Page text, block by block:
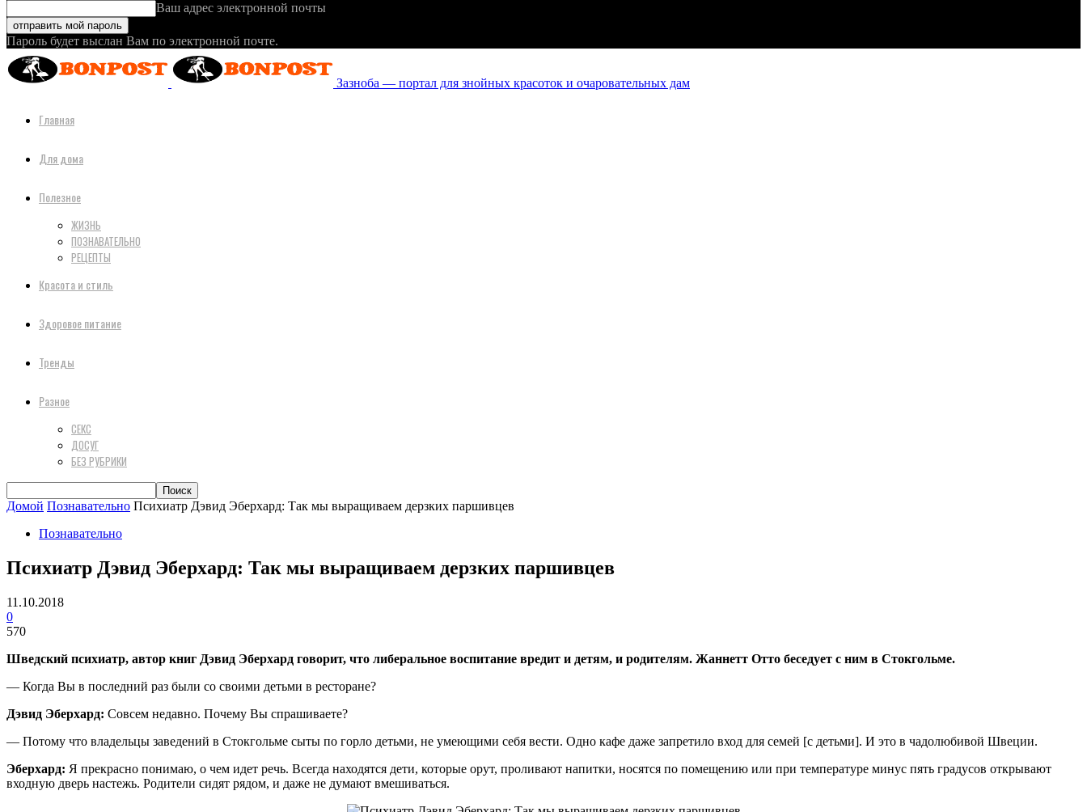
Ваш адрес электронной почты
Пароль будет выслан Вам по электронной почте.
Зазноба — портал для знойных красоток и очаровательных дам
Главная
Для дома
Полезное
ЖИЗНЬ
ПОЗНАВАТЕЛЬНО
РЕЦЕПТЫ
Красота и стиль
Здоровое питание
Тренды
Разное
СЕКС
ДОСУГ
БЕЗ РУБРИКИ
Домой Познавательно Психиатр Дэвид Эберхард: Так мы выращиваем дерзких паршивцев
Познавательно
Психиатр Дэвид Эберхард: Так мы выращиваем дерзких паршивцев
11.10.2018
0
570
Шведский психиатр, автор книг Дэвид Эберхард говорит, что либеральное воспитание вредит и детям, и родителям. Жаннетт Отто беседует с ним в Стокгольме.
— Когда Вы в последний раз были со своими детьми в ресторане?
Дэвид Эберхард: Совсем недавно. Почему Вы спрашиваете?
— Потому что владельцы заведений в Стокгольме сыты по горло детьми, не умеющими себя вести. Одно кафе даже запретило вход для семей [с детьми]. И это в чадолюбивой Швеции.
Эберхард: Я прекрасно понимаю, о чем идет речь. Всегда находятся дети, которые орут, проливают напитки, носятся по помещению или при температуре минус пять градусов открывают
входную дверь настежь. Родители сидят рядом, и даже не думают вмешиваться.